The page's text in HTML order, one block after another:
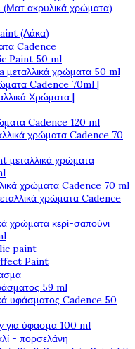
ακρυλικά χρώματα)
(Λάκα)
Cadence
Paint 50 ml
μεταλλικά χρώματα 50 ml
Cadence 70ml |
Χρώματα |
Cadence 120 ml
χρώματα Cadence 70
χρώματα
χρώματα Cadence 70 ml
χρώματα Cadence
χρώματα κερί-σαπούνι
paint
Paint
59 ml
υφάσματος Cadence 50
για ύφασμα 100 ml
- πορσελάνη